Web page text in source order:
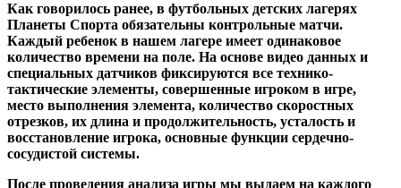
Как говорилось ранее, в футбольных детских лагерях
Планеты Спорта обязательны контрольные матчи.
Каждый ребенок в нашем лагере имеет одинаковое
количество времени на поле. На основе видео данных и
специальных датчиков фиксируются все технико-
тактические элементы, совершенные игроком в игре,
место выполнения элемента, количество скоростных
отрезков, их длина и продолжительность, усталость и
восстановление игрока, основные функции сердечно-
сосудистой системы.
После проведения анализа игры мы выдаем на каждого